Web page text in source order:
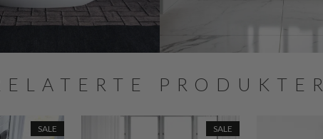
PRODUKTER
SALE SALE